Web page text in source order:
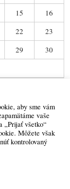
15
16
22
23
29
30
aby sme vám
vaše
„Prijať všetko“
Môžete však
kontrolovaný